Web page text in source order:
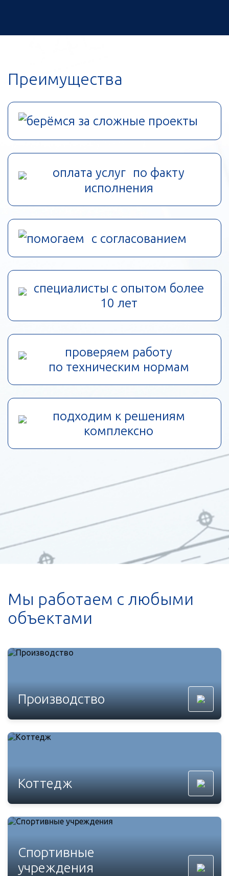
Преимущества
берёмся за сложные проекты
оплата услуг по факту
исполнения
помогаем с согласованием
специалисты с опытом более
10 лет
проверяем работу
по техническим нормам
подходим к решениям
комплексно
Мы работаем с любыми
объектами
Производство
Коттедж
Спортивные
учреждения